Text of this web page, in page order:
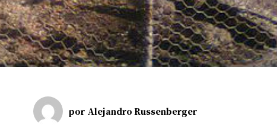
por Alejandro Russenberger